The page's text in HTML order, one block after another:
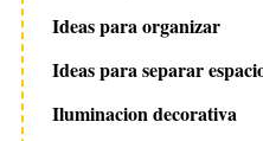
Ideas para organizar
Ideas para separar
Iluminacion decorativa